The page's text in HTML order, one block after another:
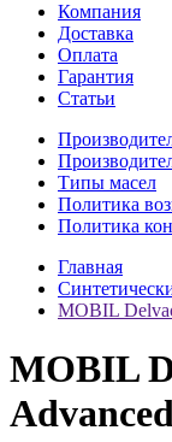
Компания
Доставка
Оплата
Гарантия
Статьи
Типы масел
Политика
Политика
Главная
MOBIL
MOBIL